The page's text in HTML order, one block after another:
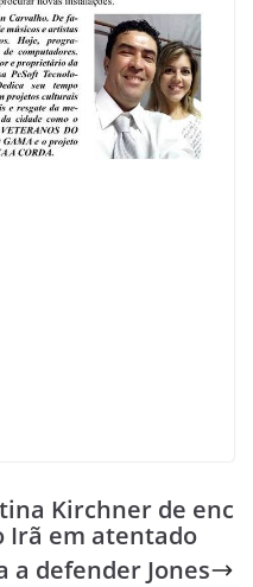
Kirchner de enc
Irã em atentado
a defender Jones